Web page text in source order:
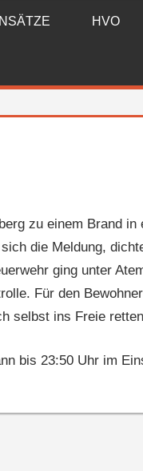
HVO
zu einem Brand in
die Meldung,
ging unter
Für den
selbst ins Freie
bis 23:50 Uhr im